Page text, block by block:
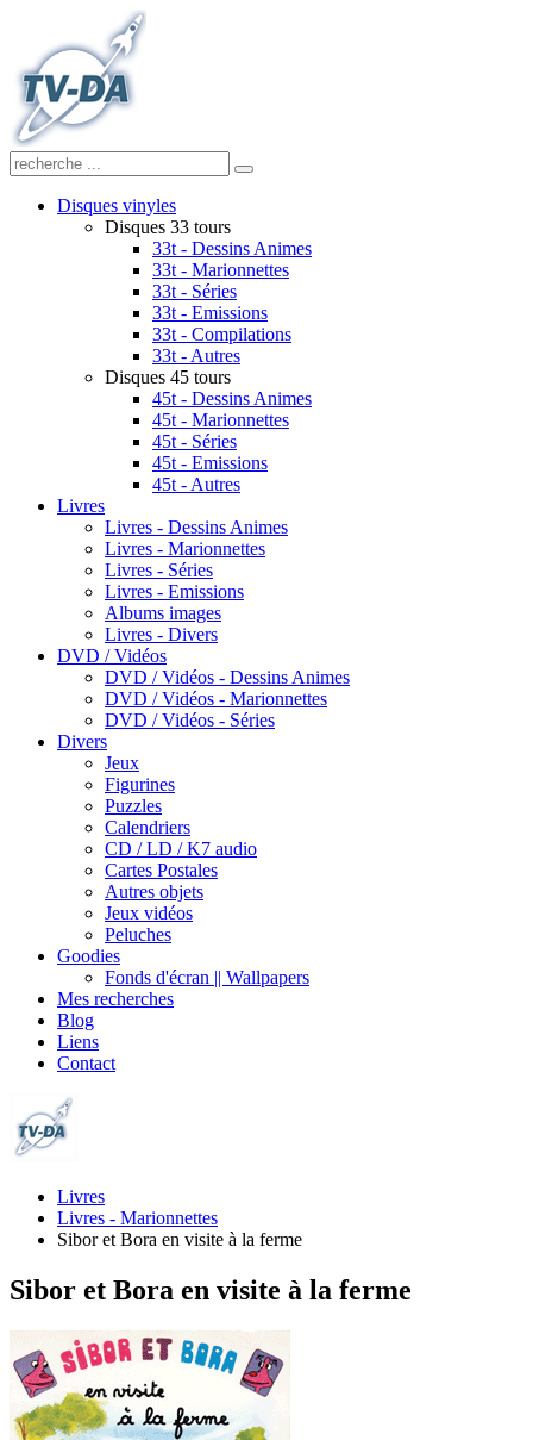
Disques vinyles
Disques 33 tours
33t - Dessins Animes
33t - Marionnettes
33t - Séries
33t - Emissions
33t - Compilations
33t - Autres
Disques 45 tours
45t - Dessins Animes
45t - Marionnettes
45t - Séries
45t - Emissions
45t - Autres
Livres
Livres - Dessins Animes
Livres - Marionnettes
Livres - Séries
Livres - Emissions
Albums images
Livres - Divers
DVD / Vidéos
DVD / Vidéos - Dessins Animes
DVD / Vidéos - Marionnettes
DVD / Vidéos - Séries
Divers
Jeux
Figurines
Puzzles
Calendriers
CD / LD / K7 audio
Cartes Postales
Autres objets
Jeux vidéos
Peluches
Goodies
Fonds d'écran || Wallpapers
Mes recherches
Blog
Liens
Contact
Livres
Livres - Marionnettes
Sibor et Bora en visite à la ferme
Sibor et Bora en visite à la ferme